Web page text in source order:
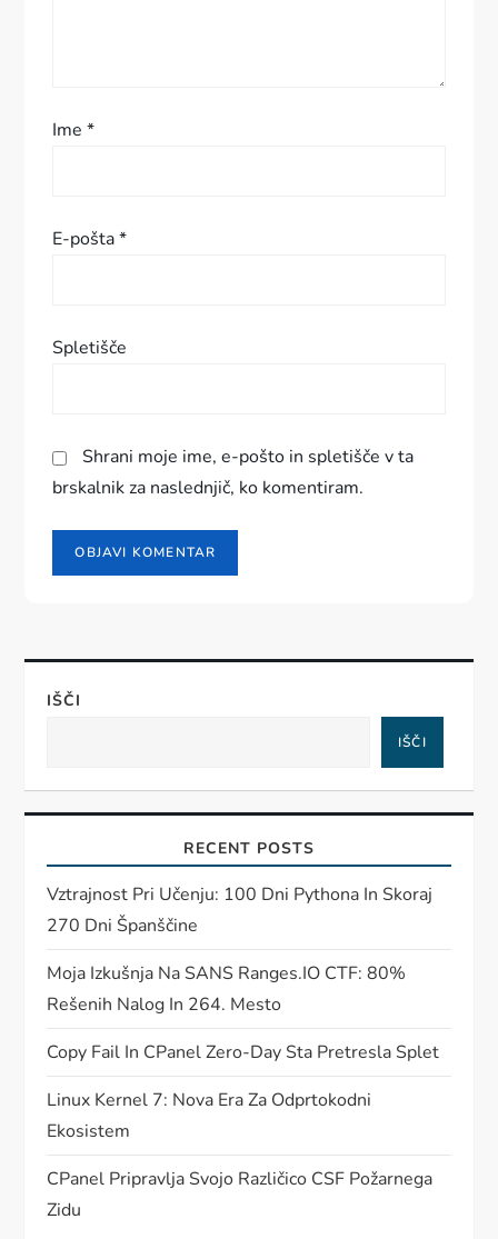
s
e
k
Ime*
E-pošta*
Spletišče
Shrani moje ime, e-pošto in spletišče v ta
brskalnik za naslednjič, ko komentiram.
IŠČI
IŠČI
RECENT POSTS
Vztrajnost Pri Učenju: 100 Dni Pythona In Skoraj
270 Dni Španščine
Moja Izkušnja Na SANS Ranges.IO CTF: 80%
Rešenih Nalog In 264. Mesto
Copy Fail In CPanel Zero-Day Sta Pretresla Splet
Linux Kernel 7: Nova Era Za Odprtokodni
Ekosistem
CPanel Pripravlja Svojo Različico CSF Požarnega
Zidu